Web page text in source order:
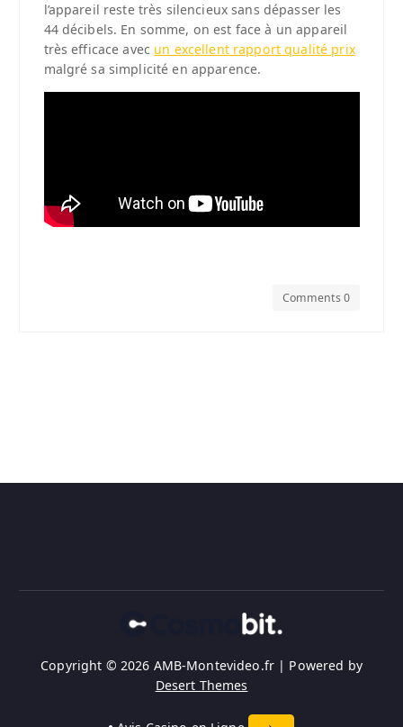
l’appareil reste très silencieux sans dépasser les
44 décibels. En somme, on est face à un appareil
très efficace avec un excellent rapport qualité prix
malgré sa simplicité en apparence.
Comments 0
Copyright © 2026 AMB-Montevideo.fr | Powered by
Desert Themes